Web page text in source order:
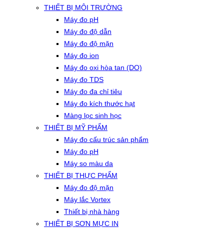
THIẾT BỊ MÔI TRƯỜNG
Máy đo pH
Máy đo độ dẫn
Máy đo độ mặn
Máy đo ion
Máy đo oxi hòa tan (DO)
Máy đo TDS
Máy đo đa chỉ tiêu
Máy đo kích thước hạt
Màng lọc sinh học
THIẾT BỊ MỸ PHẨM
Máy đo cấu trúc sản phẩm
Máy đo pH
Máy so màu da
THIẾT BỊ THỰC PHẨM
Máy đo độ mặn
Máy lắc Vortex
Thiết bị nhà hàng
THIẾT BỊ SƠN MỰC IN